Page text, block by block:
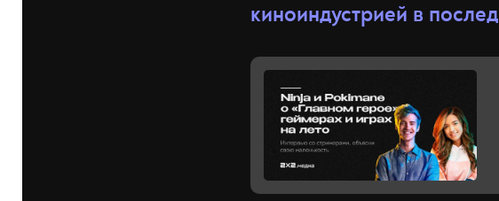
киноиндустрией в